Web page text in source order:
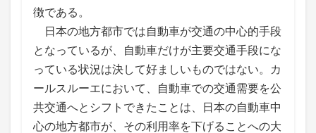
徴である。
日本の地方都市では自動車が交通の中心的手段
となっているが、自動車だけが主要交通手段にな
っている状況は決して好ましいものではない。カ
ールスルーエにおいて、自動車での交通需要を公
共交通へとシフトできたことは、日本の自動車中
心の地方都市が、その利用率を下げることへの大